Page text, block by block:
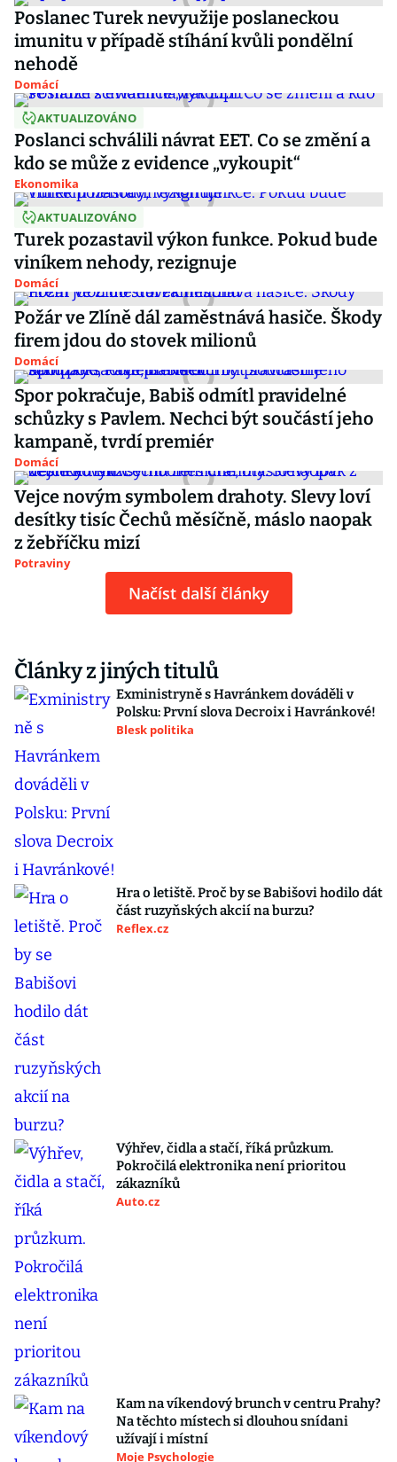
Poslanec Turek nevyužije poslaneckou
imunitu v případě stíhání kvůli pondělní
nehodě
Domácí
AKTUALIZOVÁNO
Poslanci schválili návrat EET. Co se změní a
kdo se může z evidence „vykoupit“
Ekonomika
AKTUALIZOVÁNO
Turek pozastavil výkon funkce. Pokud bude
viníkem nehody, rezignuje
Domácí
Požár ve Zlíně dál zaměstnává hasiče. Škody
firem jdou do stovek milionů
Domácí
Spor pokračuje, Babiš odmítl pravidelné
schůzky s Pavlem. Nechci být součástí jeho
kampaně, tvrdí premiér
Domácí
Vejce novým symbolem drahoty. Slevy loví
desítky tisíc Čechů měsíčně, máslo naopak
z žebříčku mizí
Potraviny
Načíst další články
Články z jiných titulů
Exministryně s Havránkem dováděli v
Polsku: První slova Decroix i Havránkové!
Blesk politika
Hra o letiště. Proč by se Babišovi hodilo dát
část ruzyňských akcií na burzu?
Reflex.cz
Výhřev, čidla a stačí, říká průzkum.
Pokročilá elektronika není prioritou
zákazníků
Auto.cz
Kam na víkendový brunch v centru Prahy?
Na těchto místech si dlouhou snídani
užívají i místní
Moje Psychologie